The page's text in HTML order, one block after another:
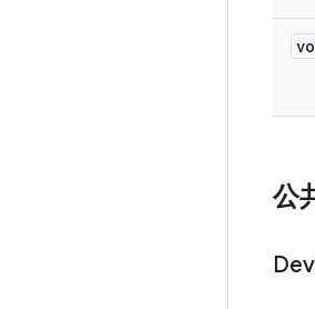
公